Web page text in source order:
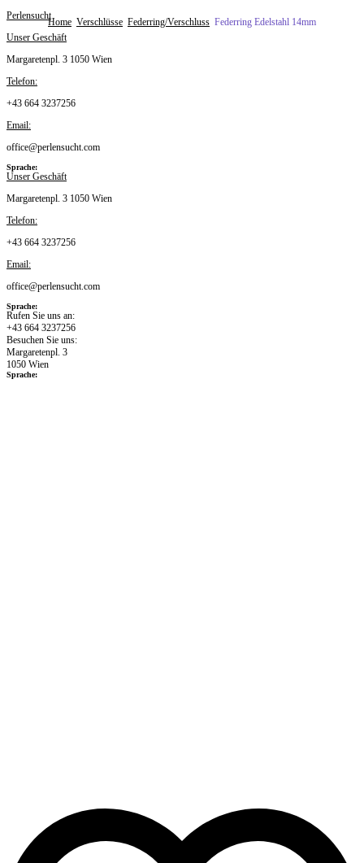
Skip
content
Perlensucht
Unser Geschäft
Margaretenpl. 3 1050 Wien
Telefon:
+43 664 3237256
Email:
office@perlensucht.com
Sprache:
Unser Geschäft
Margaretenpl. 3 1050 Wien
Telefon:
+43 664 3237256
Email:
office@perlensucht.com
Sprache:
Rufen Sie uns an:
+43 664 3237256
Besuchen Sie uns:
Margaretenpl. 3
1050 Wien
Sprache:
Home Verschlüsse Federring/Verschluss Federring Edelstahl 14mm